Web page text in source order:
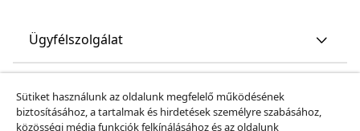
Ügyfélszolgálat
Sütiket használunk az oldalunk megfelelő működésének
biztosításához, a tartalmak és hirdetések személyre szabásához,
közösségi média funkciók felkínálásához és az oldalunk